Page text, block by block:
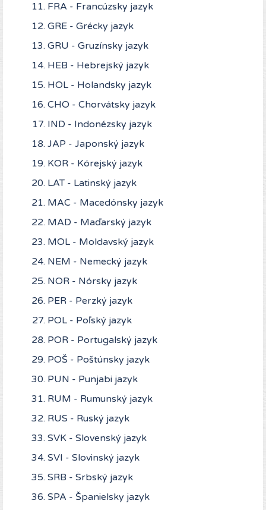
FRA - Francúzsky jazyk
GRE - Grécky jazyk
GRU - Gruzínsky jazyk
HEB - Hebrejský jazyk
HOL - Holandsky jazyk
CHO - Chorvátsky jazyk
IND - Indonézsky jazyk
JAP - Japonský jazyk
KOR - Kórejský jazyk
LAT - Latinský jazyk
MAC - Macedónsky jazyk
MAD - Maďarský jazyk
MOL - Moldavský jazyk
NEM - Nemecký jazyk
NOR - Nórsky jazyk
PER - Perzký jazyk
POL - Poľský jazyk
POR - Portugalský jazyk
POŠ - Poštúnsky jazyk
PUN - Punjabi jazyk
RUM - Rumunský jazyk
RUS - Ruský jazyk
SVK - Slovenský jazyk
SVI - Slovinský jazyk
SRB - Srbský jazyk
SPA - Španielsky jazyk